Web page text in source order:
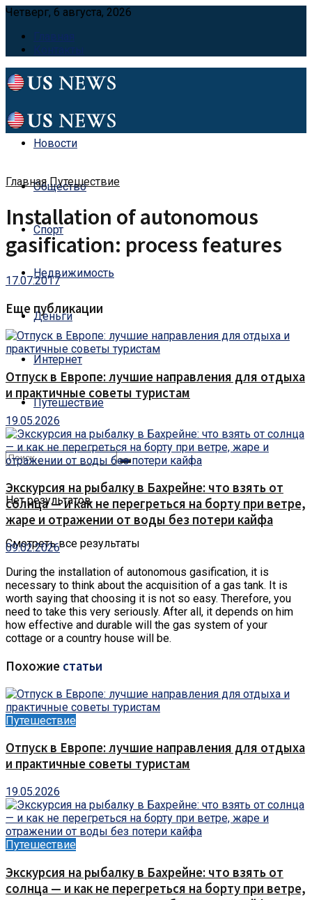
Четверг, 6 августа, 2026
Главная
Контакты
Новости
Общество
Спорт
Недвижимость
Деньги
Интернет
Путешествие
Нет результатов
Смотреть все результаты
Главная Путешествие
Installation of autonomous
gasification: process features
17.07.2017
Еще публикации
Отпуск в Европе: лучшие направления для отдыха
и практичные советы туристам
19.05.2026
Экскурсия на рыбалку в Бахрейне: что взять от
солнца — и как не перегреться на борту при ветре,
жаре и отражении от воды без потери кайфа
09.02.2026
During the installation of autonomous gasification, it is
necessary to think about the acquisition of a gas tank. It is
worth saying that choosing it is not so easy. Therefore, you
need to take this very seriously. After all, it depends on him
how effective and durable will the gas system of your
cottage or a country house will be.
Похожие статьи
Путешествие
Отпуск в Европе: лучшие направления для отдыха
и практичные советы туристам
19.05.2026
Путешествие
Экскурсия на рыбалку в Бахрейне: что взять от
солнца — и как не перегреться на борту при ветре,